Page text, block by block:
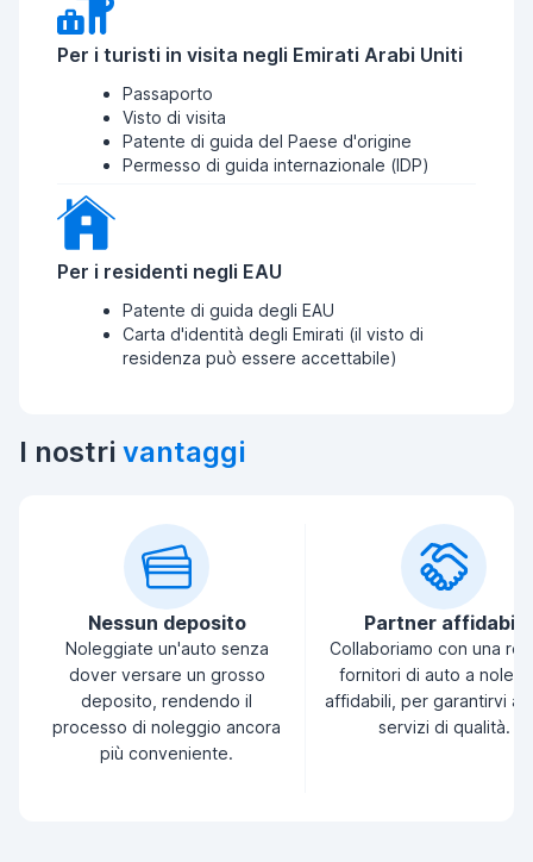
Per i turisti in visita negli Emirati Arabi Uniti
Passaporto
Visto di visita
Patente di guida del Paese d'origine
Permesso di guida internazionale (IDP)
Per i residenti negli EAU
Patente di guida degli EAU
Carta d'identità degli Emirati (il visto di
residenza può essere accettabile)
I nostri vantaggi
Nessun deposito
Noleggiate un'auto senza
dover versare un grosso
deposito, rendendo il
processo di noleggio ancora
più conveniente.
Partner affidabili
Collaboriamo con una
fornitori di auto a
affidabili, per garantirvi
servizi di qualità.